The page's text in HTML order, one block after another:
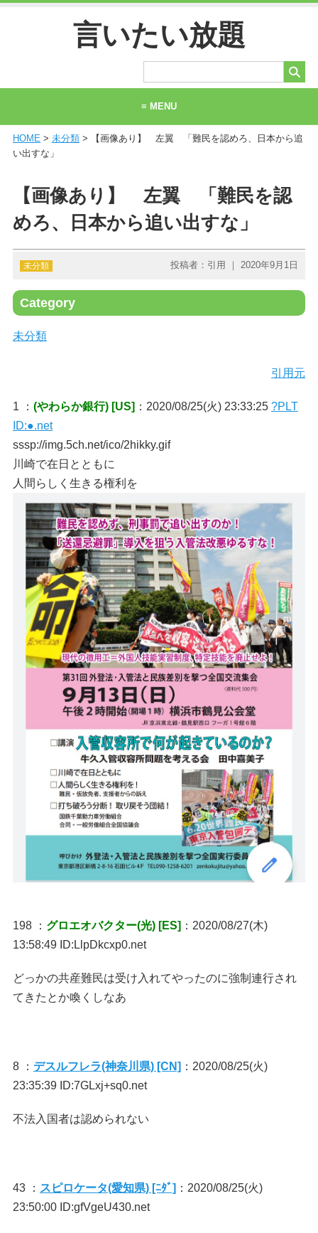
言いたい放題
≡ MENU
ホーム
お問い合わせ
HOME> 未分類> 【画像あり】 左翼 「難民を認めろ、日本から追
い出すな」
【画像あり】 左翼 「難民を認
めろ、日本から追い出すな」
未分類 投稿者：引用 ｜ 2020年9月1日
Category
未分類
引用元
1 ： (やわらか銀行) [US] ：2020/08/25(火) 23:33:25 ?PLT
ID:●.net
sssp://img.5ch.net/ico/2hikky.gif
川崎で在日とともに
人間らしく生きる権利を
198 ： グロエオバクター(光) [ES] ：2020/08/27(木)
13:58:49 ID:LlpDkcxp0.net
どっかの共産難民は受け入れてやったのに強制連行され
てきたとか喚くしなあ
8 ： デスルフレラ(神奈川県) [CN] ：2020/08/25(火)
23:35:39 ID:7GLxj+sq0.net
不法入国者は認められない
43 ： スピロケータ(愛知県) [ﾆﾀﾞ] ：2020/08/25(火)
23:50:00 ID:gfVgeU430.net